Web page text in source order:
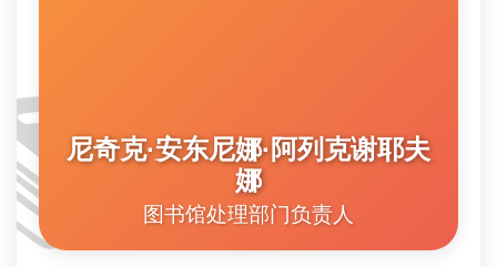
尼奇克·安东尼娜·阿列克谢耶夫
娜
图书馆处理部门负责人